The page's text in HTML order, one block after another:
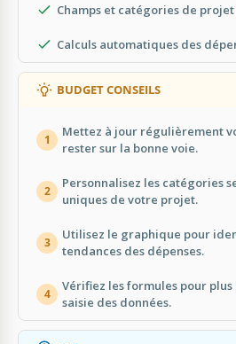
Champs et catégories de
Calculs automatiques des
BUDGET CONSEILS
1
Mettez à jour régulièrement
rester sur la bonne voie.
2
Personnalisez les catégories
uniques de votre projet.
3
Utilisez le graphique pour
tendances des dépenses.
4
Vérifiez les formules pour
saisie des données.